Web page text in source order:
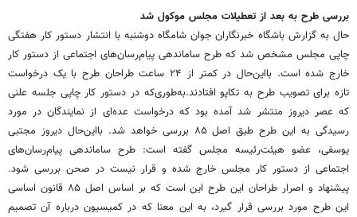
بررسی طرح به بعد از تعطیلات مجلس موکول شد
حال به گزارش باشگاه خبرنگاران جوان شامگاه دوشنبه با انتشار دستور کار هفتگی
چاپی مجلس مشخص شد که طرح ساماندهی پیام‌رسان‌های‌ اجتماعی از دستور کار
خارج شده است. بااین‌حال در کمتر از ۲۴ ساعت طراحان طرح با یک درخواست
تازه برای تصویب طرح به تکاپو افتادند.به‌طوری‌که در دستور کار چاپی جلسه علنی
که عصر دیروز منتشر شد آمده بود که درخواست عده‌ای از نمایندگان در مورد
رسیدگی به این طرح طبق اصل ۸۵ بررسی خواهد شد. بااین‌حال دیروز مجتبی
یوسفی، عضو هیئت‌رئیسه مجلس گفته است: طرح ساماندهی پیام‌رسان‌های‌
اجتماعی از دستور کار مجلس خارج شده و قرار نیست در صحن بررسی شود.
پیشنهاد و اصرار طراحان این طرح این است که بر اساس اصل ۸۵ قانون اساسی
این طرح مورد بررسی قرار گیرد، به این معنا که در کمیسیون درباره آن تصمیم